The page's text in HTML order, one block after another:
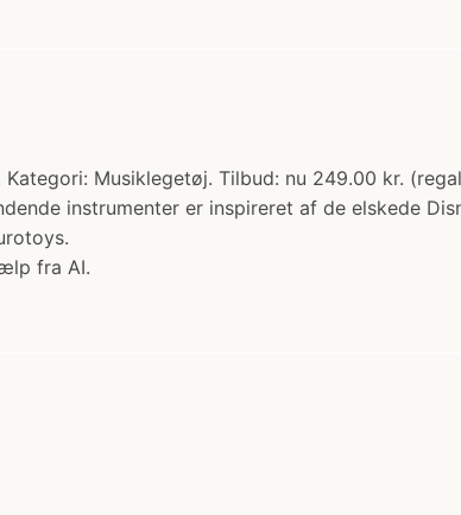
Musiklegetøj. Tilbud: nu 249.00 kr.
instrumenter er inspireret af de elskede
fra AI.